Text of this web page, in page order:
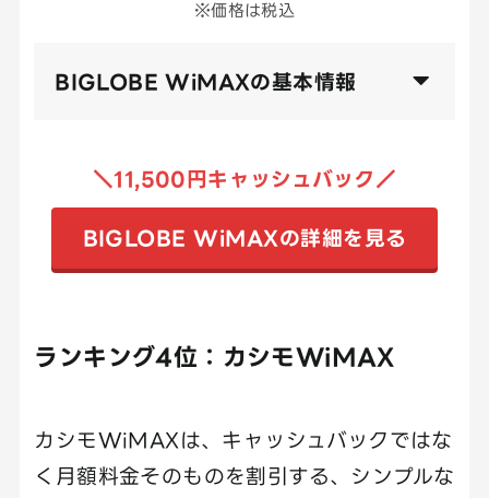
※価格は税込
BIGLOBE WiMAXの基本情報
＼11,500円キャッシュバック／
BIGLOBE WiMAXの詳細を見る
ランキング4位：カシモWiMAX
カシモWiMAXは、キャッシュバックではな
く月額料金そのものを割引する、シンプルな